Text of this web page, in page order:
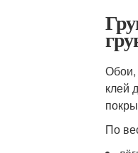
Обои,
клей
По